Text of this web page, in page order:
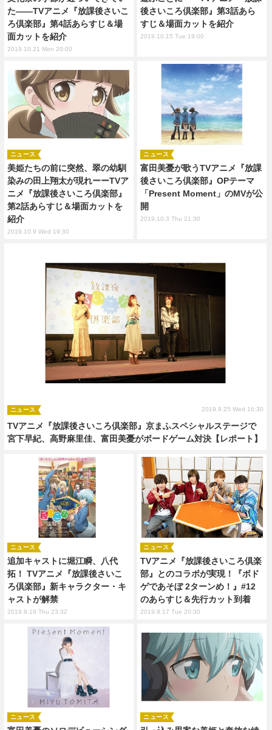
た――TVアニメ『放課後さいこ
ろ倶楽部』第4話あらすじ＆場
面カットを紹介
2019.10.21 Mon 20:00
後さいころ倶楽部』第3話あら
すじ＆場面カットを紹介
2019.10.15 Tue 19:00
美姫たちの前に突然、翠の幼馴
染みの田上翔太が現れーーTVア
ニメ『放課後さいころ倶楽部』
第2話あらすじ＆場面カットを
紹介
ニュース
2019.10.9 Wed 19:30
富田美憂が歌うTVアニメ『放課
後さいころ倶楽部』OPテーマ
「Present Moment」のMVが公
開
ニュース
2019.10.3 Thu 21:30
TVアニメ『放課後さいころ倶楽部』京まふスペシャルステージで
宮下早紀、高野麻里佳、富田美憂がボードゲーム対決【レポート】
ニュース 2019.9.25 Wed 16:30
追加キャストに堀江瞬、八代
拓！ TVアニメ『放課後さいこ
ろ倶楽部』新キャラクター・キ
ャストが解禁
ニュース
2019.9.19 Thu 23:32
TVアニメ『放課後さいころ倶楽
部』とのコラボが実現！『ボド
ゲであそぼ 2ターンめ！』#12
のあらすじ＆先行カット到着
ニュース
2019.9.17 Tue 20:30
ニュース ニュース